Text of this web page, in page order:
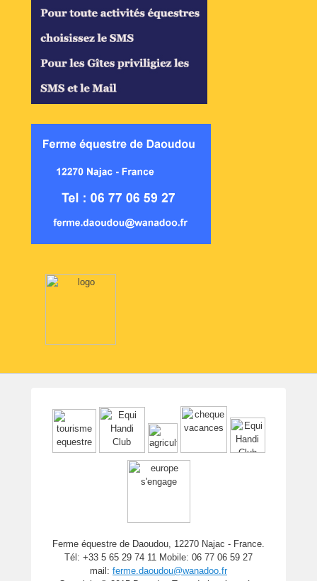
Ferme équestre de Daoudou, 12270 Najac - France.
Tél: +33 5 65 29 74 11 Mobile: 06 77 06 59 27
mail: ferme.daoudou@wanadoo.fr